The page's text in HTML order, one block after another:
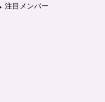
注目メンバー